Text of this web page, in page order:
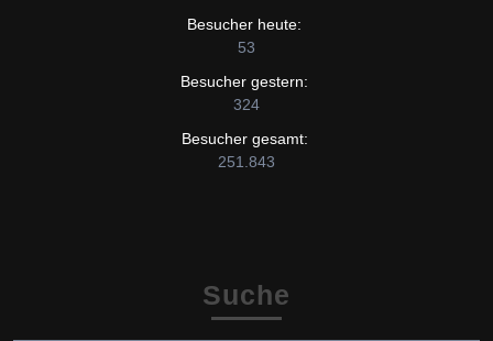
Besucher heute:
53
Besucher gestern:
324
Besucher gesamt:
251.843
Suche